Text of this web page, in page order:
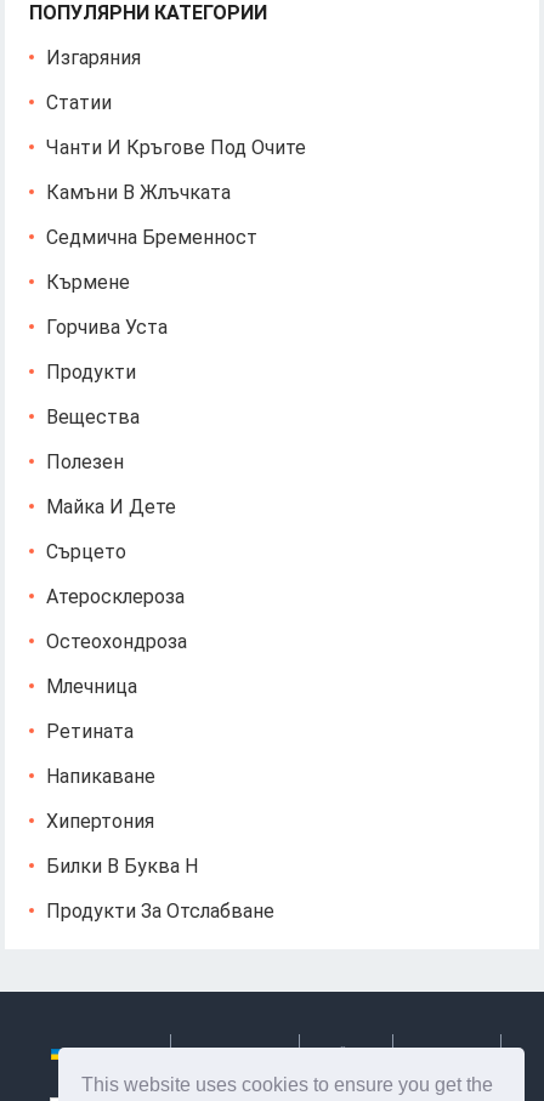
This website uses cookies to ensure you get the
ПОПУЛЯРНИ КАТЕГОРИИ
Изгаряния
Статии
Чанти И Кръгове Под Очите
Камъни В Жлъчката
Седмична Бременност
Кърмене
Горчива Уста
Продукти
Вещества
Полезен
Майка И Дете
Сърцето
Атеросклероза
Остеохондроза
Млечница
Ретината
Напикаване
Хипертония
Билки В Буква Н
Продукти За Отслабване